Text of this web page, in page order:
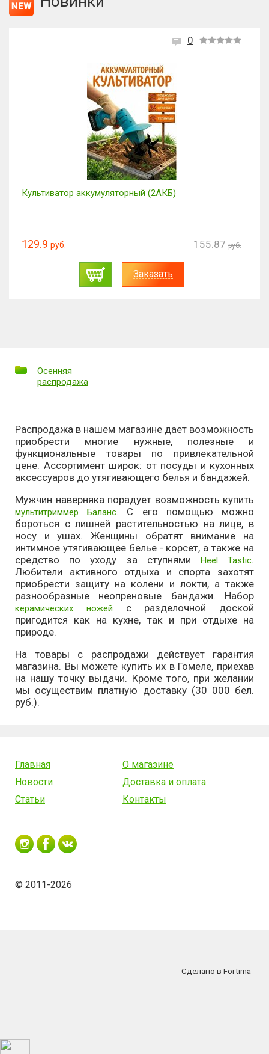
0
Культиватор аккумуляторный (2АКБ)
129.9 руб. 155.87 руб.
Заказать
Осенняя
распродажа
Распродажа в нашем магазине дает возможность
приобрести многие нужные, полезные и
функциональные товары по привлекательной
цене. Ассортимент широк: от посуды и кухонных
аксессуаров до утягивающего белья и бандажей.
Мужчин наверняка порадует возможность купить
мультитриммер Баланс.
С его помощью можно
бороться с лишней растительностью на лице, в
носу и ушах. Женщины обратят внимание на
интимное утягивающее белье - корсет, а также на
средство по уходу за ступнями Heel Tastic.
Любители активного отдыха и спорта захотят
приобрести защиту на колени и локти, а также
разнообразные неопреновые бандажи. Набор
керамических ножей с разделочной доской
пригодится как на кухне, так и при отдыхе на
природе.
На товары с распродажи действует гарантия
магазина. Вы можете купить их в Гомеле, приехав
на нашу точку выдачи. Кроме того, при желании
мы осуществим платную доставку (30 000 бел.
руб.).
Главная
О магазине
Новости
Доставка и оплата
Статьи
Контакты
© 2011-2026
Сделано в Fortima